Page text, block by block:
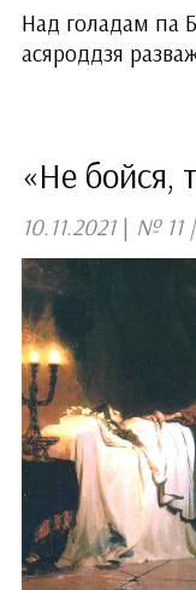
Над голадам па
асяроддзя
«Не бойся,
10.11.2021 | № 11